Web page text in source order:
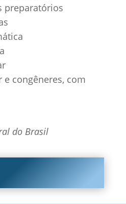
preparatórios
congêneres, com
do Brasil